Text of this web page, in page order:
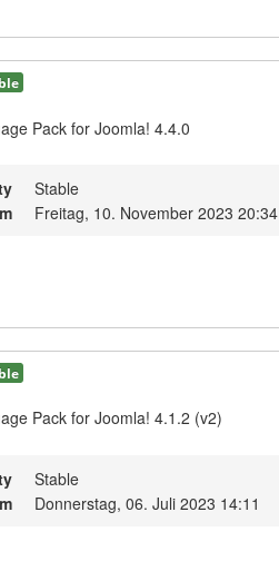
Pack for Joomla! 4.4.0
Stable
Freitag, 10. November 2023 20:34
Pack for Joomla! 4.1.2 (v2)
Stable
Donnerstag, 06. Juli 2023 14:11